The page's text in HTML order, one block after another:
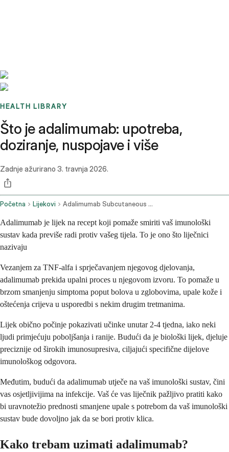
HEALTH LIBRARY
Što je adalimumab: upotreba,
doziranje, nuspojave i više
Zadnje ažurirano 3. travnja 2026.
Početna Lijekovi Adalimumab Subcutaneous Route
Adalimumab je lijek na recept koji pomaže smiriti vaš imunološki
sustav kada previše radi protiv vašeg tijela. To je ono što liječnici
nazivaju
Vezanjem za TNF-alfa i sprječavanjem njegovog djelovanja,
adalimumab prekida upalni proces u njegovom izvoru. To pomaže u
brzom smanjenju simptoma poput bolova u zglobovima, upale kože i
oštećenja crijeva u usporedbi s nekim drugim tretmanima.
Lijek obično počinje pokazivati učinke unutar 2-4 tjedna, iako neki
ljudi primjećuju poboljšanja i ranije. Budući da je biološki lijek, djeluje
preciznije od širokih imunosupresiva, ciljajući specifične dijelove
imunološkog odgovora.
Međutim, budući da adalimumab utječe na vaš imunološki sustav, čini
vas osjetljivijima na infekcije. Vaš će vas liječnik pažljivo pratiti kako
bi uravnotežio prednosti smanjene upale s potrebom da vaš imunološki
sustav bude dovoljno jak da se bori protiv klica.
Kako trebam uzimati adalimumab?